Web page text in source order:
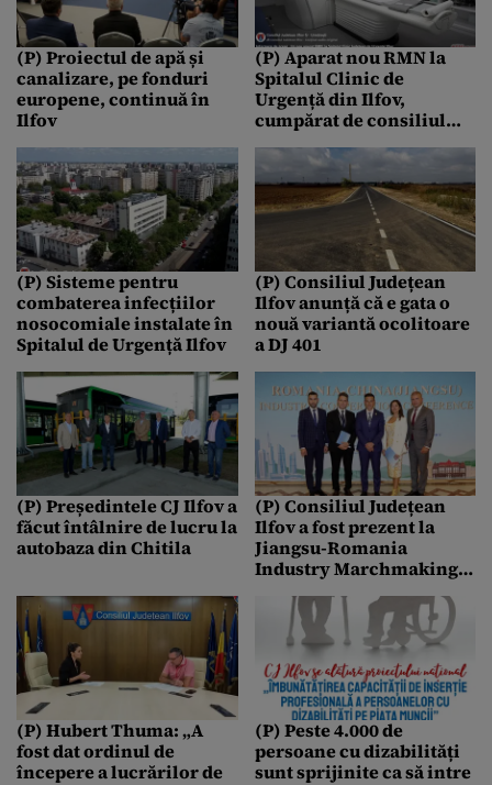
(P) Proiectul de apă și
canalizare, pe fonduri
europene, continuă în
Ilfov
(P) Aparat nou RMN la
Spitalul Clinic de
Urgență din Ilfov,
cumpărat de consiliul
(P) Sisteme pentru
combaterea infecțiilor
nosocomiale instalate în
Spitalul de Urgență Ilfov
(P) Consiliul Județean
Ilfov anunță că e gata o
nouă variantă ocolitoare
a DJ 401
(P) Președintele CJ Ilfov a
făcut întâlnire de lucru la
autobaza din Chitila
(P) Consiliul Județean
Ilfov a fost prezent la
Jiangsu-Romania
Industry Marchmaking
Parlamentului
(P) Hubert Thuma: „A
fost dat ordinul de
începere a lucrărilor de
(P) Peste 4.000 de
persoane cu dizabilități
sunt sprijinite ca să intre